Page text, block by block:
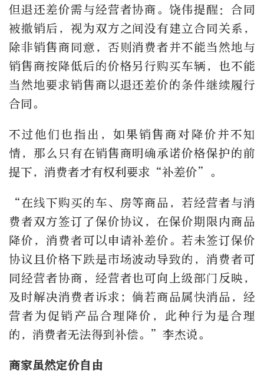
但退还差价需与经营者协商。饶伟提醒：合同
被撤销后，视为双方之间没有建立合同关系，
除非销售商同意，否则消费者并不能当然地与
销售商按降低后的价格另行购买车辆，也不能
当然地要求销售商以退还差价的条件继续履行
合同。
不过他们也指出，如果销售商对降价并不知
情，那么只有在销售商明确承诺价格保护的前
提下，消费者才有权利要求“补差价”。
“在线下购买的车、房等商品，若经营者与消
费者双方签订了保价协议，在保价期限内商品
降价，消费者可以申请补差价。若未签订保价
协议且价格下跌是市场波动导致的，消费者可
同经营者协商，经营者也可向上级部门反映，
及时解决消费者诉求；倘若商品属快消品，经
营者为促销产品合理降价，此种行为是合理
的，消费者无法得到补偿。”李杰说。
商家虽然定价自由